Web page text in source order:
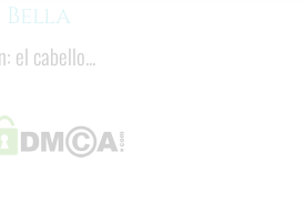
Bella
el cabello...